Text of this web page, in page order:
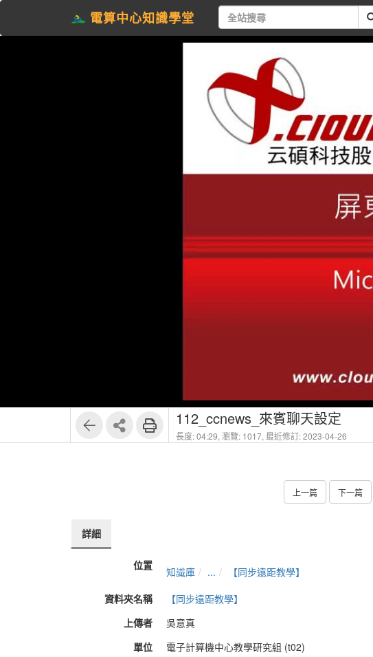
電算中心知識學堂
112_ccnews_來賓聊天設定
長度: 04:29, 瀏覽: 1017, 最近修訂: 2023-04-26
上一篇 下一篇
詳細
位置 知識庫 ...
【同步遠距教學】
資料夾名稱
【同步遠距教學】
上傳者
吳意真
單位
電子計算機中心教學研究組 (t02)